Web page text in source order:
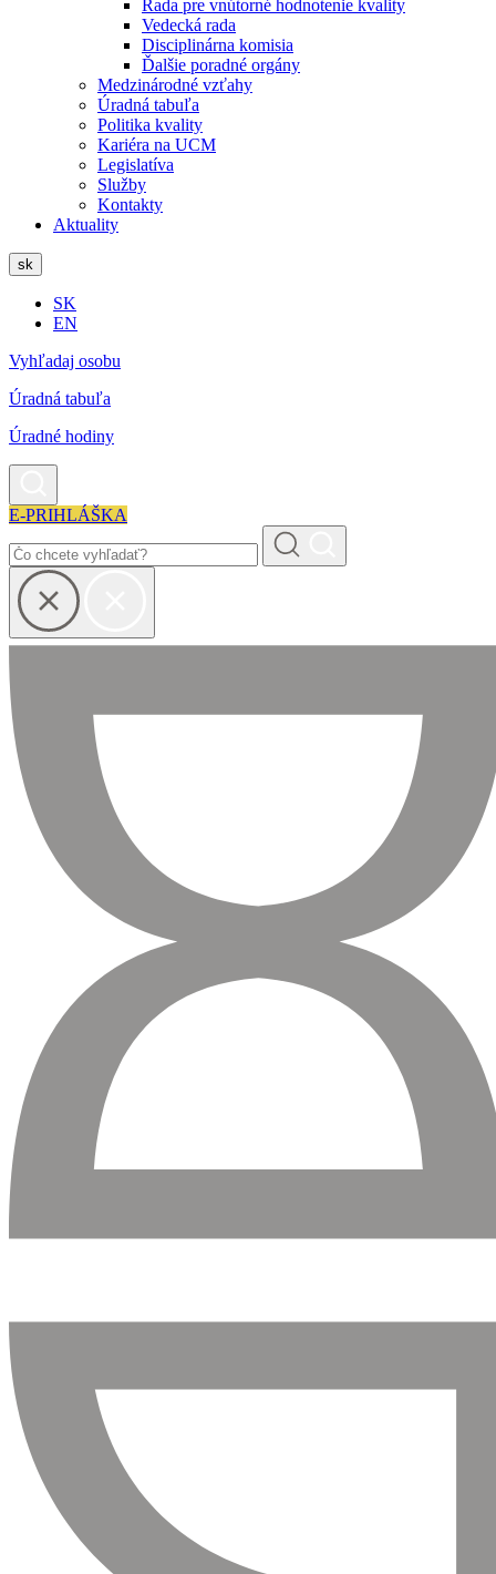
Rada pre vnútorné hodnotenie kvality
Vedecká rada
Disciplinárna komisia
Ďalšie poradné orgány
Medzinárodné vzťahy
Úradná tabuľa
Politika kvality
Kariéra na UCM
Legislatíva
Služby
Kontakty
Aktuality
sk
SK
EN
Vyhľadaj osobu
Úradná tabuľa
Úradné hodiny
E-PRIHLÁŠKA